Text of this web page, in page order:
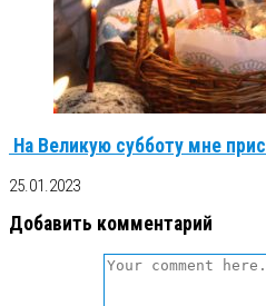
На Великую субботу мне
25.01.2023
Добавить комментарий